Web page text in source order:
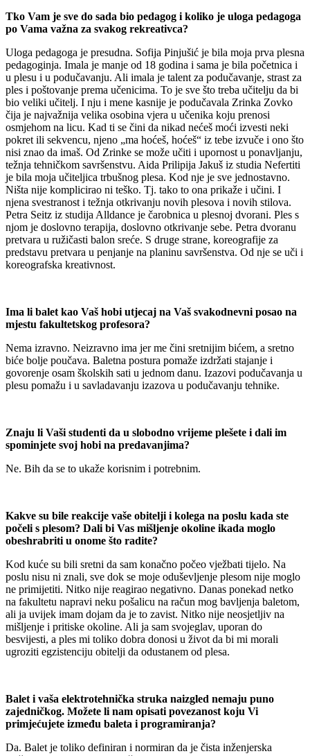
Tko Vam je sve do sada bio pedagog i koliko je uloga pedagoga
po Vama važna za svakog rekreativca?
Uloga pedagoga je presudna. Sofija Pinjušić je bila moja prva plesna
pedagoginja. Imala je manje od 18 godina i sama je bila početnica i
u plesu i u podučavanju. Ali imala je talent za podučavanje, strast za
ples i poštovanje prema učenicima. To je sve što treba učitelju da bi
bio veliki učitelj. I nju i mene kasnije je podučavala Zrinka Zovko
čija je najvažnija velika osobina vjera u učenika koju prenosi
osmjehom na licu. Kad ti se čini da nikad nećeš moći izvesti neki
pokret ili sekvencu, njeno „ma hoćeš, hoćeš“ iz tebe izvuče i ono što
nisi znao da imaš. Od Zrinke se može učiti i upornost u ponavljanju,
težnja tehničkom savršenstvu. Aida Prilipija Jakuš iz studia Nefertiti
je bila moja učiteljica trbušnog plesa. Kod nje je sve jednostavno.
Ništa nije komplicirao ni teško. Tj. tako to ona prikaže i učini. I
njena svestranost i težnja otkrivanju novih plesova i novih stilova.
Petra Seitz iz studija Alldance je čarobnica u plesnoj dvorani. Ples s
njom je doslovno terapija, doslovno otkrivanje sebe. Petra dvoranu
pretvara u ružičasti balon sreće. S druge strane, koreografije za
predstavu pretvara u penjanje na planinu savršenstva. Od nje se uči i
koreografska kreativnost.
Ima li balet kao Vaš hobi utjecaj na Vaš svakodnevni posao na
mjestu fakultetskog profesora?
Nema izravno. Neizravno ima jer me čini sretnijim bićem, a sretno
biće bolje poučava. Baletna postura pomaže izdržati stajanje i
govorenje osam školskih sati u jednom danu. Izazovi podučavanja u
plesu pomažu i u savladavanju izazova u podučavanju tehnike.
Znaju li Vaši studenti da u slobodno vrijeme plešete i dali im
spominjete svoj hobi na predavanjima?
Ne. Bih da se to ukaže korisnim i potrebnim.
Kakve su bile reakcije vaše obitelji i kolega na poslu kada ste
počeli s plesom? Dali bi Vas mišljenje okoline ikada moglo
obeshrabriti u onome što radite?
Kod kuće su bili sretni da sam konačno počeo vježbati tijelo. Na
poslu nisu ni znali, sve dok se moje oduševljenje plesom nije moglo
ne primijetiti. Nitko nije reagirao negativno. Danas ponekad netko
na fakultetu napravi neku pošalicu na račun mog bavljenja baletom,
ali ja uvijek imam dojam da je to zavist. Nitko nije neosjetljiv na
mišljenje i pritiske okoline. Ali ja sam svojeglav, uporan do
besvijesti, a ples mi toliko dobra donosi u život da bi mi morali
ugroziti egzistenciju obitelji da odustanem od plesa.
Balet i vaša elektrotehnička struka naizgled nemaju puno
zajedničkog. Možete li nam opisati povezanost koju Vi
primjećujete između baleta i programiranja?
Da. Balet je toliko definiran i normiran da je čista inženjerska